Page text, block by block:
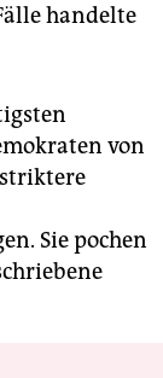
handelte
von
Sie pochen